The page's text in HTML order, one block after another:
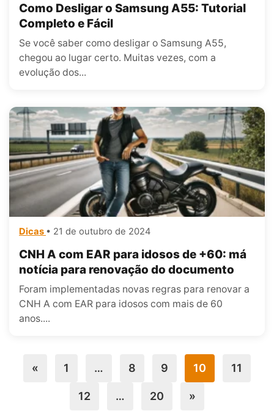
Como Desligar o Samsung A55: Tutorial
Completo e Fácil
Se você saber como desligar o Samsung A55,
chegou ao lugar certo. Muitas vezes, com a
evolução dos...
Dicas • 21 de outubro de 2024
CNH A com EAR para idosos de +60: má
notícia para renovação do documento
Foram implementadas novas regras para renovar a
CNH A com EAR para idosos com mais de 60
anos....
« 1 … 8 9 10 11
12 … 20 »